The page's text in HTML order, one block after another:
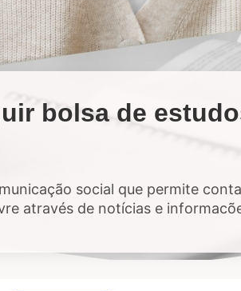
bolsa de
social que permite
através de notícias e
impactem a vida das pessoas.